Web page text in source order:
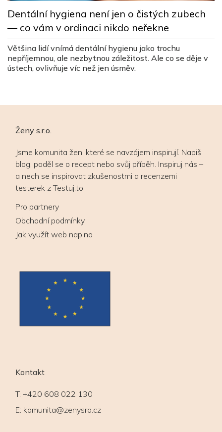
Dentální hygiena není jen o čistých zubech
— co vám v ordinaci nikdo neřekne
Většina lidí vnímá dentální hygienu jako trochu
nepříjemnou, ale nezbytnou záležitost. Ale co se děje v
ústech, ovlivňuje víc než jen úsměv.
Ženy s.r.o.
Jsme komunita žen, které se navzájem inspirují. Napiš
blog, poděl se o recept nebo svůj příběh. Inspiruj nás –
a nech se inspirovat zkušenostmi a recenzemi
testerek z Testuj.to.
Pro partnery
Obchodní podmínky
Jak využít web naplno
Kontakt
T: +420 608 022 130
E: komunita@zenysro.cz